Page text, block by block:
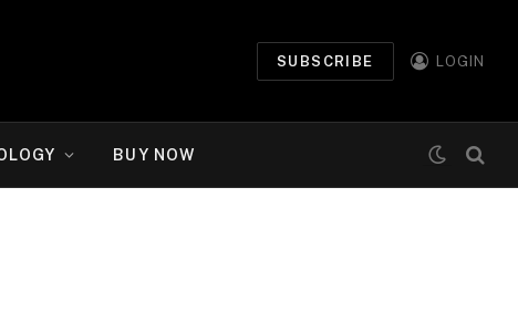
SUBSCRIBE LOGIN
BUY NOW